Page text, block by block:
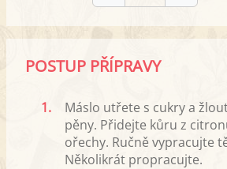
POSTUP PŘÍPRAVY
1.
Máslo utřete s cukry a
pěny. Přidejte kůru z
ořechy. Ručně vypracujte
Několikrát propracujte.